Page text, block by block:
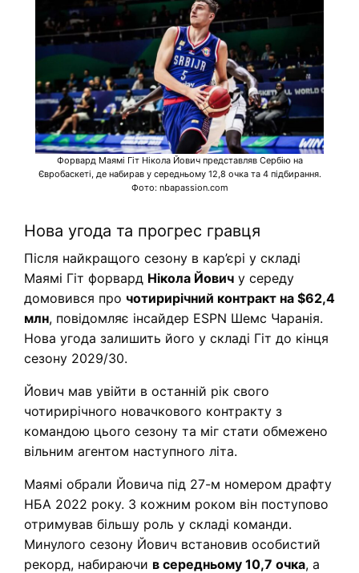
Форвард Маямі Гіт Нікола Йович представляв Сербію на
Євробаскеті, де набирав у середньому 12,8 очка та 4 підбирання.
Фото: nbapassion.com
Нова угода та прогрес гравця
Після найкращого сезону в кар’єрі у складі
Маямі Гіт форвард Нікола Йович у середу
домовився про чотирирічний контракт на $62,4
млн, повідомляє інсайдер ESPN Шемс Чаранія.
Нова угода залишить його у складі Гіт до кінця
сезону 2029/30.
Йович мав увійти в останній рік свого
чотирирічного новачкового контракту з
командою цього сезону та міг стати обмежено
вільним агентом наступного літа.
Маямі обрали Йовича під 27-м номером драфту
НБА 2022 року. З кожним роком він поступово
отримував більшу роль у складі команди.
Минулого сезону Йович встановив особистий
рекорд, набираючи в середньому 10,7 очка, а